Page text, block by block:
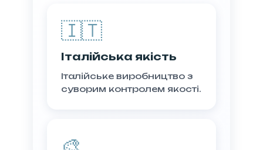
🇮🇹
Італійська якість
Італійське виробництво з
суворим контролем якості.